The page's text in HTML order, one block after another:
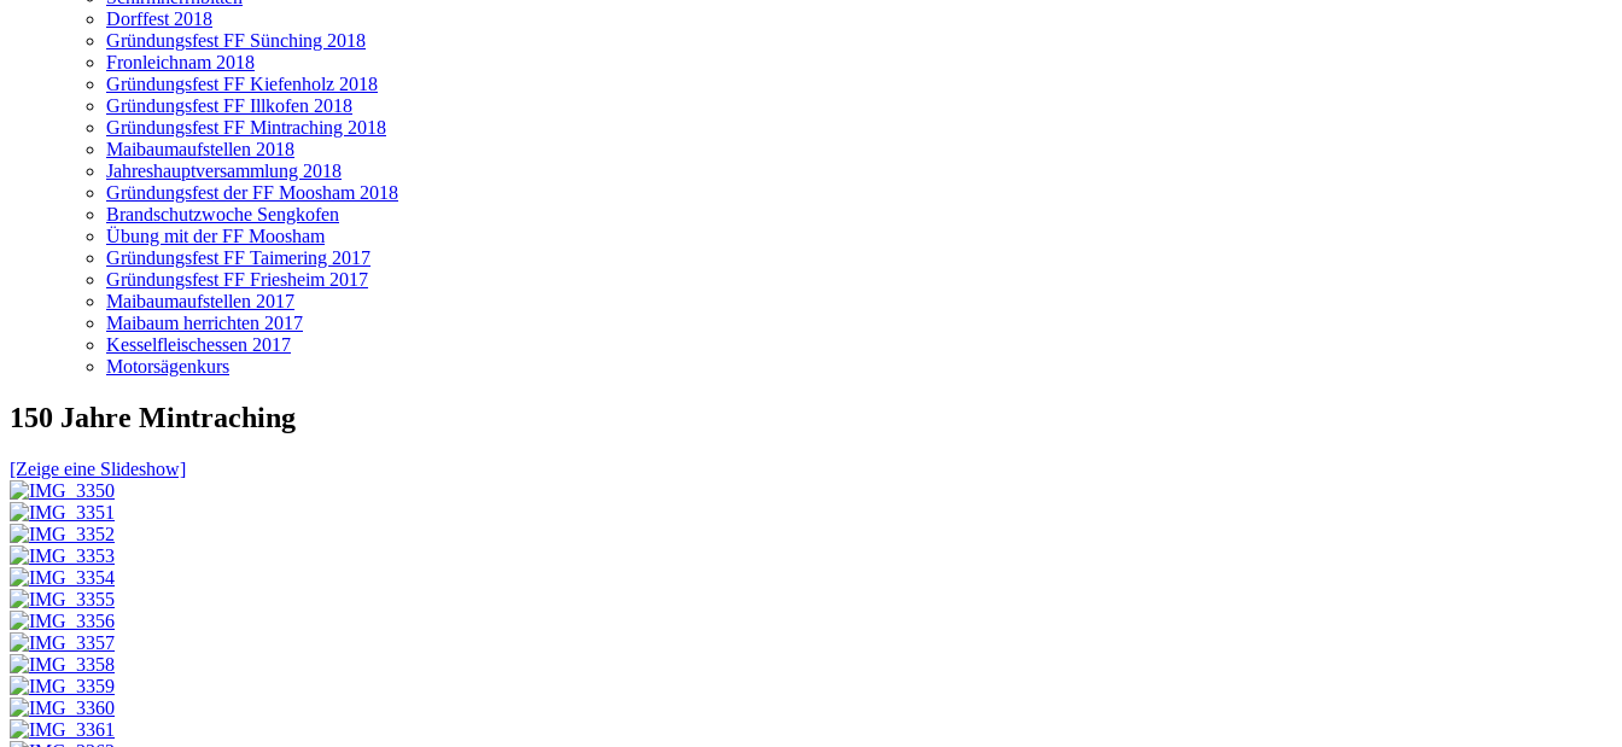
Dorffest 2018
Gründungsfest FF Sünching 2018
Fronleichnam 2018
Gründungsfest FF Kiefenholz 2018
Gründungsfest FF Illkofen 2018
Gründungsfest FF Mintraching 2018
Maibaumaufstellen 2018
Jahreshauptversammlung 2018
Gründungsfest der FF Moosham 2018
Brandschutzwoche Sengkofen
Übung mit der FF Moosham
Gründungsfest FF Taimering 2017
Gründungsfest FF Friesheim 2017
Maibaumaufstellen 2017
Maibaum herrichten 2017
Kesselfleischessen 2017
Motorsägenkurs
150 Jahre Mintraching
[Zeige eine Slideshow]